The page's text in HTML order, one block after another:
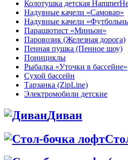
Колотушка детская
Надувные качели «Самовар»
Надувные качели
Парашютист «Миньон»
Паровозик (Железная дорога)
Пенная пушка (Пенное шоу)
Понициклы
Рыбалка «Уточки в бассейне»
Сухой бассейн
Тарзанка (ZipLine)
Электромобили детские
Диван